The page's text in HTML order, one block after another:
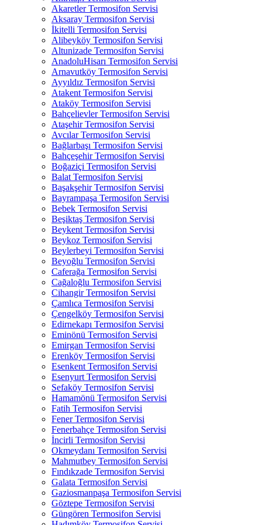
Akaretler Termosifon Servisi
Aksaray Termosifon Servisi
İkitelli Termosifon Servisi
Alibeyköy Termosifon Servisi
Altunizade Termosifon Servisi
AnadoluHisarı Termosifon Servisi
Arnavutköy Termosifon Servisi
Ayyıldız Termosifon Servisi
Atakent Termosifon Servisi
Ataköy Termosifon Servisi
Bahçelievler Termosifon Servisi
Ataşehir Termosifon Servisi
Avcılar Termosifon Servisi
Bağlarbaşı Termosifon Servisi
Bahçeşehir Termosifon Servisi
Boğaziçi Termosifon Servisi
Balat Termosifon Servisi
Başakşehir Termosifon Servisi
Bayrampaşa Termosifon Servisi
Bebek Termosifon Servisi
Beşiktaş Termosifon Servisi
Beykent Termosifon Servisi
Beykoz Termosifon Servisi
Beylerbeyi Termosifon Servisi
Beyoğlu Termosifon Servisi
Caferağa Termosifon Servisi
Cağaloğlu Termosifon Servisi
Cihangir Termosifon Servisi
Çamlıca Termosifon Servisi
Çengelköy Termosifon Servisi
Edirnekapı Termosifon Servisi
Eminönü Termosifon Servisi
Emirgan Termosifon Servisi
Erenköy Termosifon Servisi
Esenkent Termosifon Servisi
Esenyurt Termosifon Servisi
Sefaköy Termosifon Servisi
Hamamönü Termosifon Servisi
Fatih Termosifon Servisi
Fener Termosifon Servisi
Fenerbahçe Termosifon Servisi
İncirli Termosifon Servisi
Okmeydanı Termosifon Servisi
Mahmutbey Termosifon Servisi
Fındıkzade Termosifon Servisi
Galata Termosifon Servisi
Gaziosmanpaşa Termosifon Servisi
Göztepe Termosifon Servisi
Güngören Termosifon Servisi